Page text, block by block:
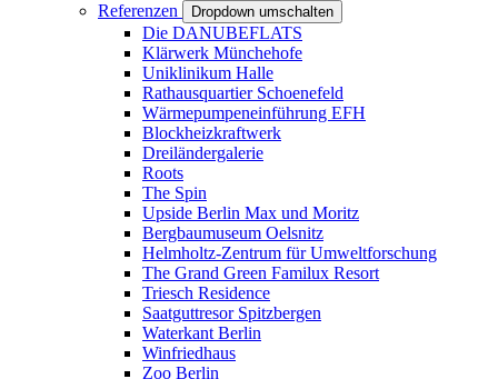
Referenzen
Dropdown umschalten
Die DANUBEFLATS
Klärwerk Münchehofe
Uniklinikum Halle
Rathausquartier Schoenefeld
Wärmepumpeneinführung EFH
Blockheizkraftwerk
Dreiländergalerie
Roots
The Spin
Upside Berlin Max und Moritz
Bergbaumuseum Oelsnitz
Helmholtz-Zentrum für Umweltforschung
The Grand Green Familux Resort
Triesch Residence
Saatguttresor Spitzbergen
Waterkant Berlin
Winfriedhaus
Zoo Berlin